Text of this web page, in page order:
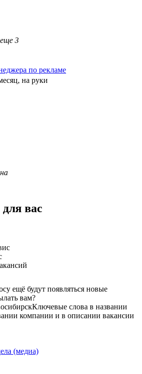
3
по рекламе
на руки
вас
ещё будут появляться новые
вам?
Ключевые слова в названии
компании и в описании вакансии
(медиа)